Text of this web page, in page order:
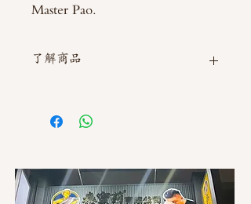
Master Pao.
了解商品